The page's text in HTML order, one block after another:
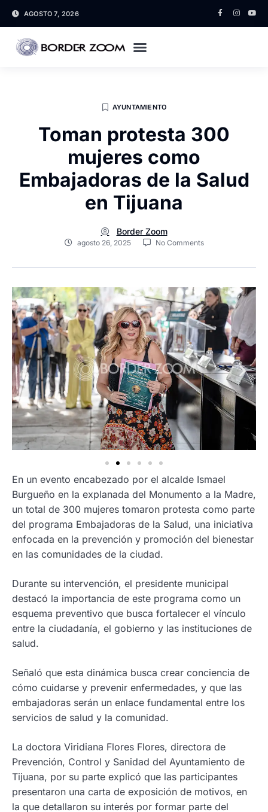
AGOSTO 7, 2026
AYUNTAMIENTO
Toman protesta 300
mujeres como
Embajadoras de la Salud
en Tijuana
Border Zoom
agosto 26, 2025 No Comments
En un evento encabezado por el alcalde Ismael
Burgueño en la explanada del Monumento a la Madre,
un total de 300 mujeres tomaron protesta como parte
del programa Embajadoras de la Salud, una iniciativa
enfocada en la prevención y promoción del bienestar
en las comunidades de la ciudad.
Durante su intervención, el presidente municipal
destacó la importancia de este programa como un
esquema preventivo que busca fortalecer el vínculo
entre la ciudadanía, el gobierno y las instituciones de
salud.
Señaló que esta dinámica busca crear conciencia de
cómo cuidarse y prevenir enfermedades, y que las
embajadoras serán un enlace fundamental entre los
servicios de salud y la comunidad.
La doctora Viridiana Flores Flores, directora de
Prevención, Control y Sanidad del Ayuntamiento de
Tijuana, por su parte explicó que las participantes
presentaron una carta de exposición de motivos, en
la que detallaron su interés por formar parte del